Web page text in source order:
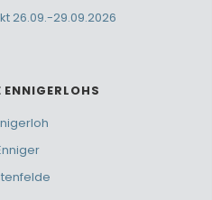
26.09.-29.09.2026